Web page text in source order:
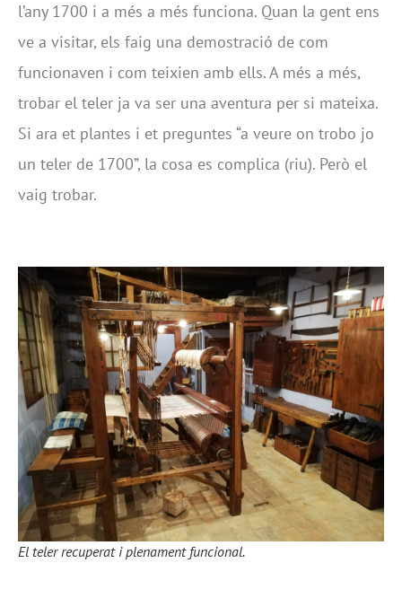
l’any 1700 i a més a més funciona. Quan la gent ens
ve a visitar, els faig una demostració de com
funcionaven i com teixien amb ells. A més a més,
trobar el teler ja va ser una aventura per si mateixa.
Si ara et plantes i et preguntes “a veure on trobo jo
un teler de 1700”, la cosa es complica (riu). Però el
vaig trobar.
El teler recuperat i plenament funcional.